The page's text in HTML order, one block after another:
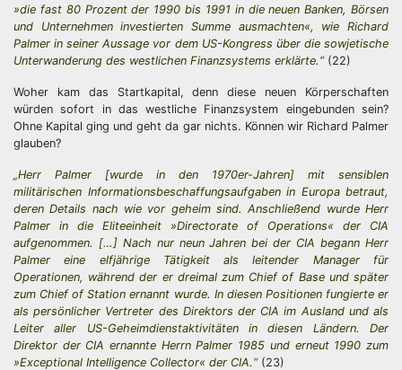
»die fast 80 Prozent der 1990 bis 1991 in die neuen Banken, Börsen
und Unternehmen investierten Summe ausmachten«, wie Richard
Palmer in seiner Aussage vor dem US-Kongress über die sowjetische
Unterwanderung des westlichen Finanzsystems erklärte.“(22)
Woher kam das Startkapital, denn diese neuen Körperschaften
würden sofort in das westliche Finanzsystem eingebunden sein?
Ohne Kapital ging und geht da gar nichts. Können wir Richard Palmer
glauben?
„Herr Palmer [wurde in den 1970er-Jahren] mit sensiblen
militärischen Informationsbeschaffungsaufgaben in Europa betraut,
deren Details nach wie vor geheim sind. Anschließend wurde Herr
Palmer in die Eliteeinheit »Directorate of Operations« der CIA
aufgenommen. […] Nach nur neun Jahren bei der CIA begann Herr
Palmer eine elfjährige Tätigkeit als leitender Manager für
Operationen, während der er dreimal zum Chief of Base und später
zum Chief of Station ernannt wurde. In diesen Positionen fungierte er
als persönlicher Vertreter des Direktors der CIA im Ausland und als
Leiter aller US-Geheimdienstaktivitäten in diesen Ländern. Der
Direktor der CIA ernannte Herrn Palmer 1985 und erneut 1990 zum
»Exceptional Intelligence Collector« der CIA.“(23)